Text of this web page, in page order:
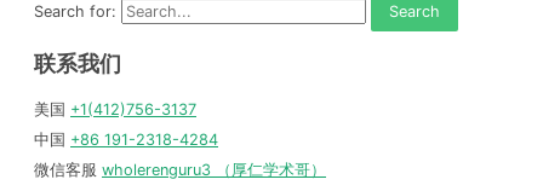
Search for:
联系我们
美国 +1(412)756-3137
中国 +86 191-2318-4284
微信客服 wholerenguru3 （厚仁学术哥）